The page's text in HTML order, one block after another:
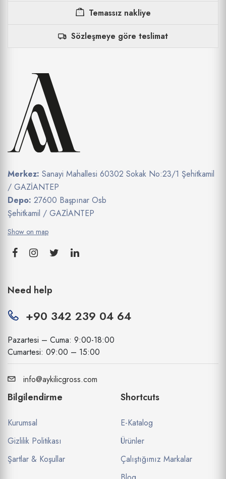
Temassız nakliye
Sözleşmeye göre teslimat
Merkez: Sanayi Mahallesi 60302 Sokak No:23/1 Şehitkamil
/ GAZİANTEP
Depo: 27600 Başpınar Osb
Şehitkamil / GAZİANTEP
Show on map
Need help
+90 342 239 04 64
Pazartesi – Cuma: 9:00-18:00
Cumartesi: 09:00 – 15:00
info@aykilicgross.com
Bilgilendirme
Kurumsal
Gizlilik Politikası
Şartlar & Koşullar
Shortcuts
E-Katalog
Ürünler
Çalıştığımız Markalar